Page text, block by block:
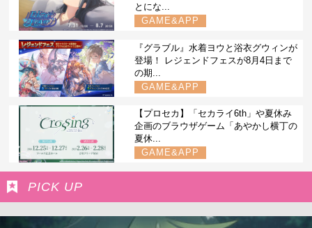
とにな...
GAME&APP
『グラブル』水着ヨウと浴衣グウィンが
登場！ レジェンドフェスが8月4日まで
の期...
GAME&APP
【プロセカ】「セカライ6th」や夏休み
企画のブラウザゲーム「あやかし横丁の
夏休...
GAME&APP
PICK UP